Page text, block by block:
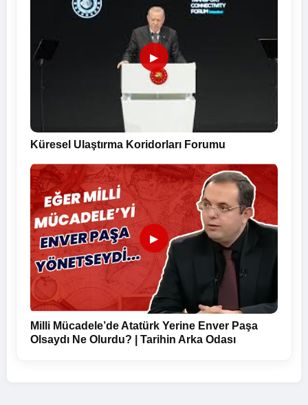
▶
Küresel Ulaştırma Koridorları Forumu
▶
Milli Mücadele’de Atatürk Yerine Enver Paşa
Olsaydı Ne Olurdu? | Tarihin Arka Odası